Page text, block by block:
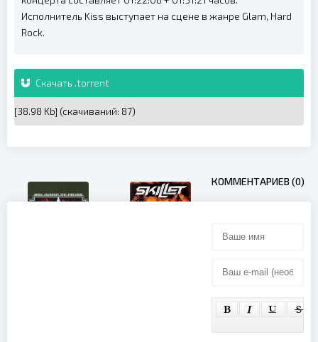
Исполнитель Kiss выступает на сцене в жанре Glam, Hard
Rock.
Скачать .torrent
[38.98 Kb] (cкачиваний: 87)
КОММЕНТАРИЕВ (0)